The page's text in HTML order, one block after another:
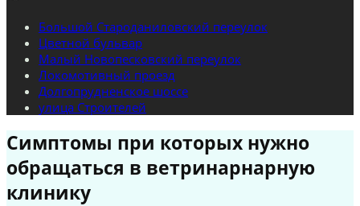
Большой Староданиловский переулок
Цветной бульвар
Малый Новопесковский переулок
Локомотивный проезд
Долгопрудненское шоссе
улица Строителей
Симптомы при которых нужно
обращаться в ветринарнарную
клинику